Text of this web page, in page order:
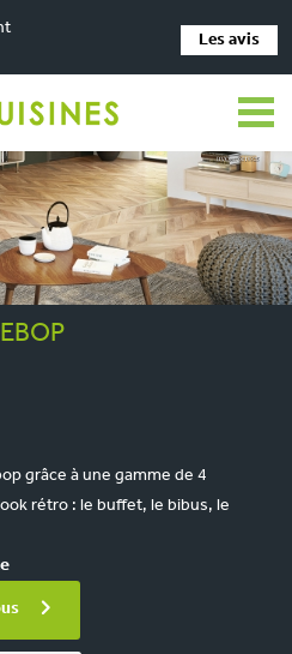
Les avis
grâce à une gamme de 4
rétro : le buffet, le bibus, le